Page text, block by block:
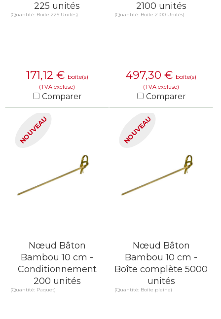
225 unités
(Quantité: Boîte 225 Unités)
171,12 € boîte(s)
(TVA excluse)
Comparer
EN SAVOIR PLUS
2100 unités
(Quantité: Boîte 2100 Unités)
497,30 € boîte(s)
(TVA excluse)
Comparer
EN SAVOIR PLUS
NOUVEAU
Nœud Bâton
Bambou 10 cm -
Conditionnement
200 unités
(Quantité: Paquet)
NOUVEAU
Nœud Bâton
Bambou 10 cm -
Boîte complète 5000
unités
(Quantité: Boîte pleine)